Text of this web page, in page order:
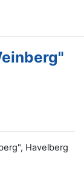
Havelberg